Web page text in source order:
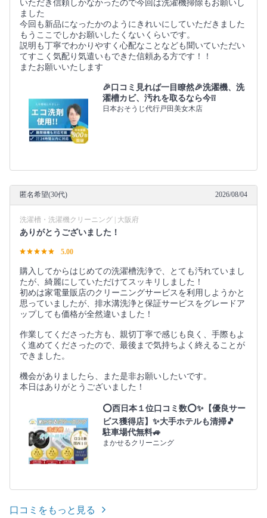
いただき信頼しかなかったので今回は洗濯機掃除もお願いし
ました
今回も新品になったかのようにきれいにしていただきました
もうここでしかお願いしたくないくらいです。
説明も丁寧でわかりやすく心配なことなども聞いていただい
てすこく気配り気遣いもできた信頼ある方です！！
またお願いいたします
🎉口コミ見れば一目瞭然🎉洗濯機、洗
濯槽カビ、汚れを取るなら今❕❕
日本おそうじ代行戸田美女木店
匿名希望(30代) 2026/08/04
洗濯槽・洗濯機クリーニング | 大阪府
ありがとうございました！
5.00
購入してからはじめての洗濯槽洗浄で、とても汚れていまし
たが、綺麗にしていただけてスッキリしました！
初めは家電量販店のクリーニングサービスを利用しようかと
思っていましたが、排水溝洗浄と保証サービスをグレードア
ップしても価格が全然違いました！
作業してくださった方も、親切丁寧で感じも良く、手際もよ
く進めてくださったので、最後まで気持ちよく終えることが
できました。
機会がありましたら、また是非お願いしたいです。
本日はありがとうございました！
⭕西日本１位口コミ数⭕✨【優良サー
ビス獲得店】✨大手ホテルも清掃🎵
駐車場代無料🚙
まかせるクリーニング
口コミをもっと見る